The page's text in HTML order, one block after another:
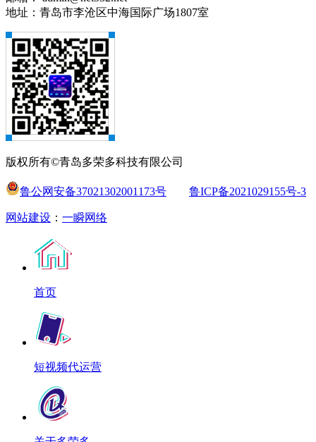
地址：青岛市李沧区中海国际广场1807室
版权所有©青岛多荣多科技有限公司
鲁公网安备37021302001173号 鲁ICP备2021029155号-3
网站建设 ： 一瞬网络
首页
短视频代运营